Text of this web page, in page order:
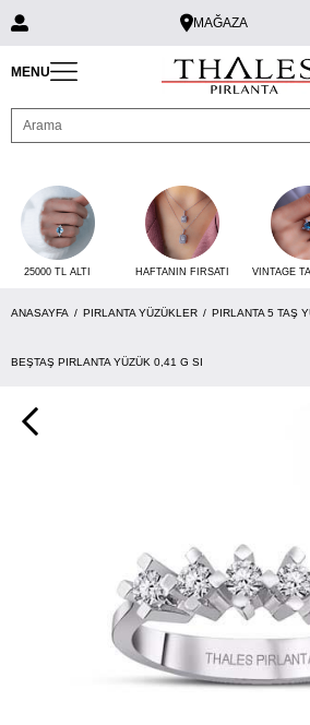
MAĞAZA
MENU
25000 TL ALTI HAFTANIN FIRSATI VINTAGE
ANASAYFA PIRLANTA YÜZÜKLER PIRLANTA 5 TAŞ
BEŞTAŞ PIRLANTA YÜZÜK 0,41 G SI